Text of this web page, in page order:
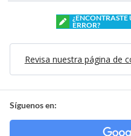
¿ENCONTRASTE
ERROR?
Revisa nuestra página de
Síguenos en: